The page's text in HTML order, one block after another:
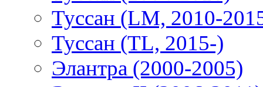
Туссан (LM, 2010-
Туссан (TL, 2015-)
Элантра (2000-2005)